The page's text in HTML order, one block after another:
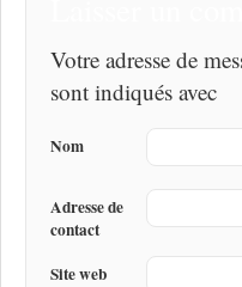
Votre adresse de
sont indiqués avec
Nom
Adresse de
contact
Site web